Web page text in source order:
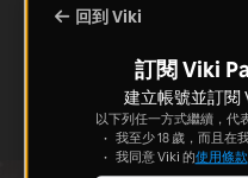
回到 Viki
訂閱 Viki
建立帳號並訂閱
以下列任一方式繼續，代
我至少 18 歲，而且在
我同意 Viki 的使用條款